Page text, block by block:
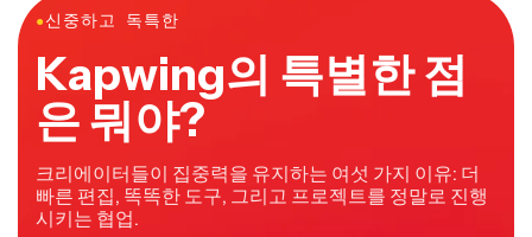
●신중하고 독특한
Kapwing의 특별한 점
은 뭐야?
크리에이터들이 집중력을 유지하는 여섯 가지 이유: 더
빠른 편집, 똑똑한 도구, 그리고 프로젝트를 정말로 진행
시키는 협업.